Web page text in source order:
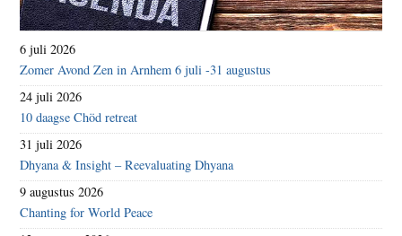
6 juli 2026
Zomer Avond Zen in Arnhem 6 juli -31 augustus
24 juli 2026
10 daagse Chöd retreat
31 juli 2026
Dhyana & Insight – Reevaluating Dhyana
9 augustus 2026
Chanting for World Peace